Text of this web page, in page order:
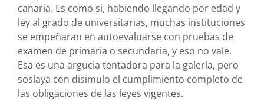
canaria. Es como si, habiendo llegando por edad y
ley al grado de universitarias, muchas instituciones
se empeñaran en autoevaluarse con pruebas de
examen de primaria o secundaria, y eso no vale.
Esa es una argucia tentadora para la galería, pero
soslaya con disimulo el cumplimiento completo de
las obligaciones de las leyes vigentes.